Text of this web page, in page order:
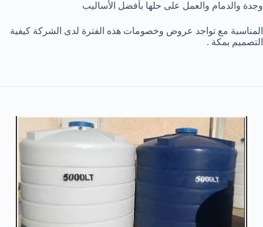
وجدة والدمام والعمل على حلها بأفضل الأساليب
المناسبة مع تواجد عروض وخصومات هذه الفترة لدى الشركة كيفية
التصميم بمكة .